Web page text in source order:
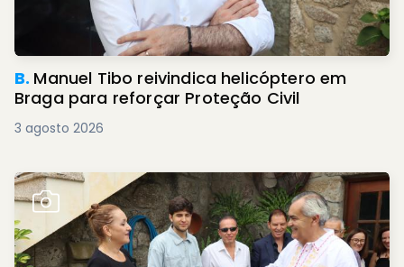
B. Manuel Tibo reivindica helicóptero em
Braga para reforçar Proteção Civil
3 agosto 2026